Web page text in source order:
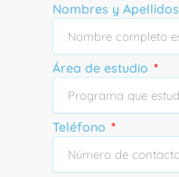
Nombres y Apellidos
Área de estudio
Teléfono